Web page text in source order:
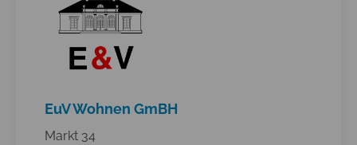
EuV Wohnen GmBH
Markt 34